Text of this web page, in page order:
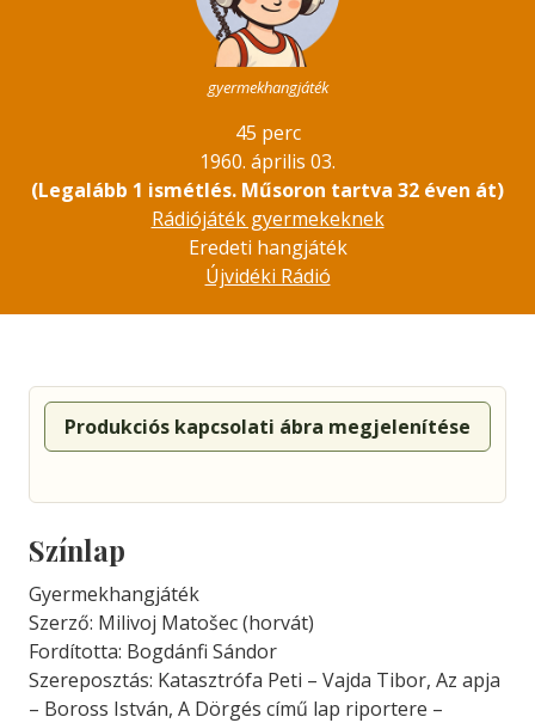
gyermekhangjáték
45 perc
1960. április 03.
(Legalább 1 ismétlés. Műsoron tartva 32 éven át)
Rádiójáték gyermekeknek
Eredeti hangjáték
Újvidéki Rádió
Produkciós kapcsolati ábra megjelenítése
Színlap
Gyermekhangjáték
Szerző: Milivoj Matošec (horvát)
Fordította: Bogdánfi Sándor
Szereposztás: Katasztrófa Peti – Vajda Tibor, Az apja
– Boross István, A Dörgés című lap riportere –